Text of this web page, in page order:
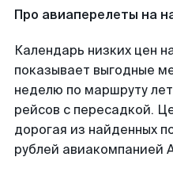
Про авиаперелеты на
Календарь низких цен
показывает выгодные
неделю по маршруту
рейсов с пересадкой.
дорогая из найденных
рублей авиакомпанией